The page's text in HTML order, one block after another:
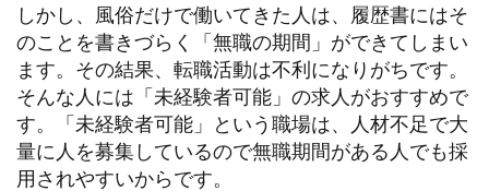
しかし、風俗だけで働いてきた人は、履歴書にはそ
のことを書きづらく「無職の期間」ができてしまい
ます。その結果、転職活動は不利になりがちです。
そんな人には「未経験者可能」の求人がおすすめで
す。「未経験者可能」という職場は、人材不足で大
量に人を募集しているので無職期間がある人でも採
用されやすいからです。